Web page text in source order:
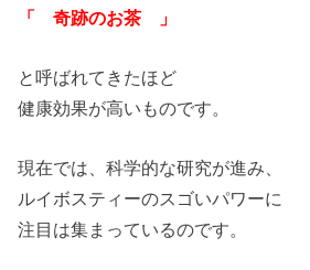
「 奇跡のお茶 」
と呼ばれてきたほど
健康効果が高いものです。
現在では、科学的な研究が進み、
ルイボスティーのスゴいパワーに
注目は集まっているのです。